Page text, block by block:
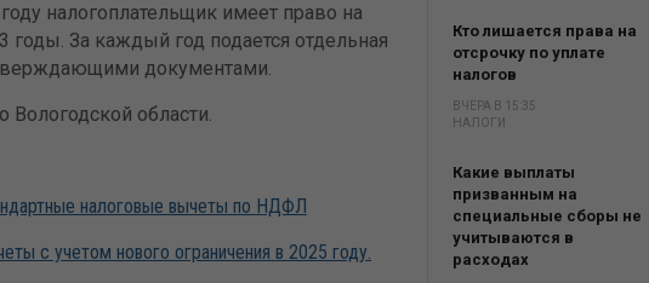
налогоплательщик имеет право на
годы. За каждый год подается отдельная
документами.
Вологодской области.
налоговые вычеты по НДФЛ
с учетом нового ограничения в 2025 году.
Кто лишается права на
отсрочку по уплате
налогов
ВЧЕРА В 15:35
НАЛОГИ
Какие выплаты
призванным на
специальные сборы не
учитываются в
расходах